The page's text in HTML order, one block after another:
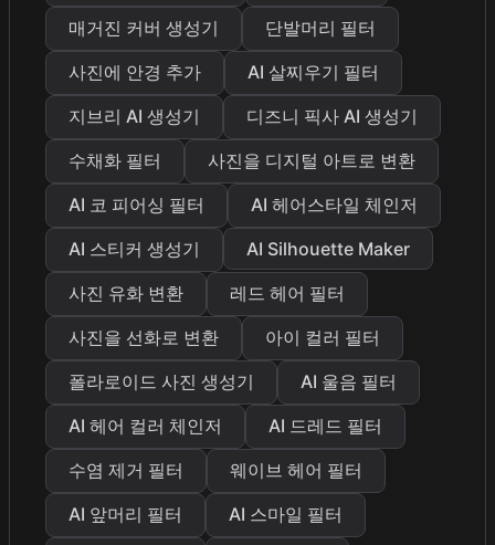
매거진 커버 생성기
단발머리 필터
사진에 안경 추가
AI 살찌우기 필터
지브리 AI 생성기
디즈니 픽사 AI 생성기
수채화 필터
사진을 디지털 아트로 변환
AI 코 피어싱 필터
AI 헤어스타일 체인저
AI 스티커 생성기
AI Silhouette Maker
사진 유화 변환
레드 헤어 필터
사진을 선화로 변환
아이 컬러 필터
폴라로이드 사진 생성기
AI 울음 필터
AI 헤어 컬러 체인저
AI 드레드 필터
수염 제거 필터
웨이브 헤어 필터
AI 앞머리 필터
AI 스마일 필터